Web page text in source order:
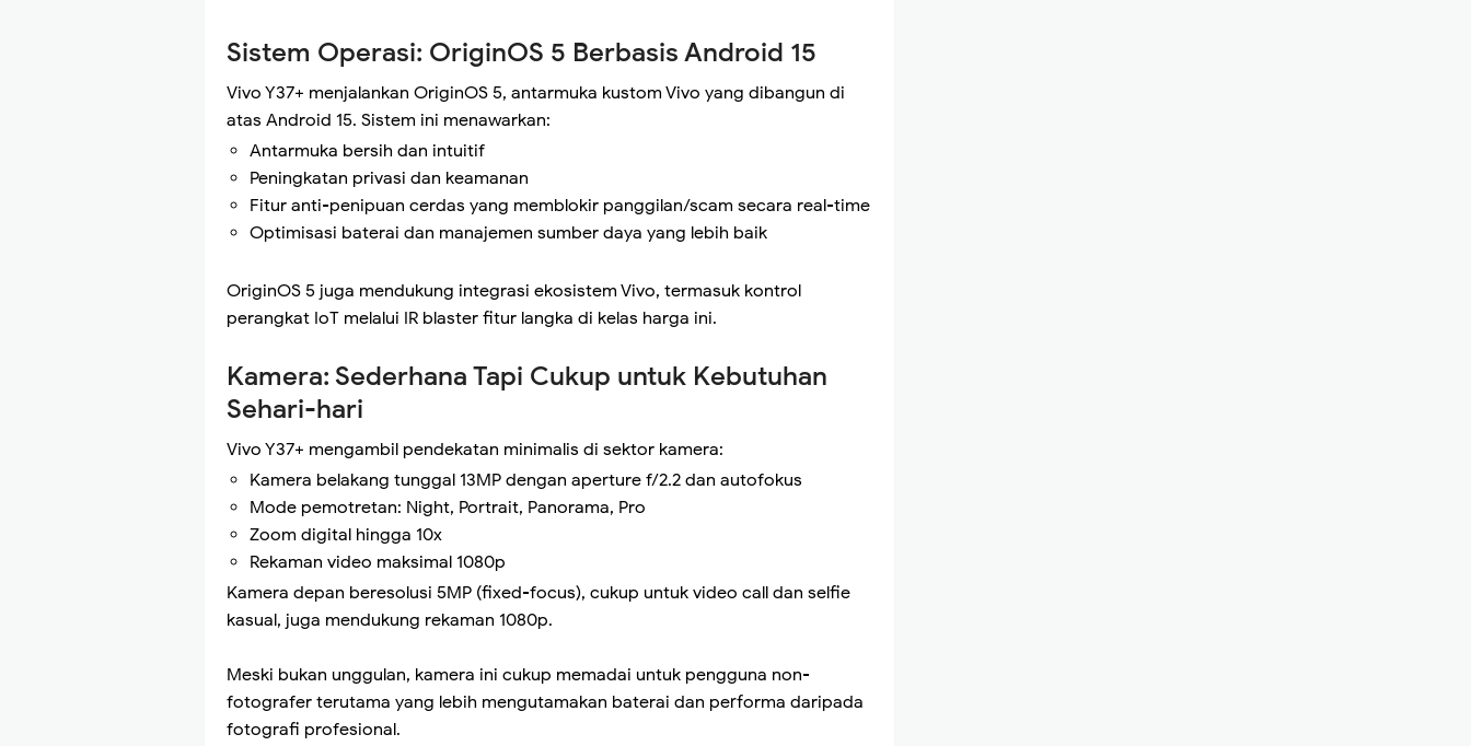
Sistem Operasi: OriginOS 5 Berbasis Android 15
Vivo Y37+ menjalankan OriginOS 5, antarmuka kustom Vivo yang dibangun di
atas Android 15. Sistem ini menawarkan:
Antarmuka bersih dan intuitif
Peningkatan privasi dan keamanan
Fitur anti-penipuan cerdas yang memblokir panggilan/scam secara real-time
Optimisasi baterai dan manajemen sumber daya yang lebih baik
OriginOS 5 juga mendukung integrasi ekosistem Vivo, termasuk kontrol
perangkat IoT melalui IR blaster fitur langka di kelas harga ini.
Kamera: Sederhana Tapi Cukup untuk Kebutuhan
Sehari-hari
Vivo Y37+ mengambil pendekatan minimalis di sektor kamera:
Kamera belakang tunggal 13MP dengan aperture f/2.2 dan autofokus
Mode pemotretan: Night, Portrait, Panorama, Pro
Zoom digital hingga 10x
Rekaman video maksimal 1080p
Kamera depan beresolusi 5MP (fixed-focus), cukup untuk video call dan selfie
kasual, juga mendukung rekaman 1080p.
Meski bukan unggulan, kamera ini cukup memadai untuk pengguna non-
fotografer terutama yang lebih mengutamakan baterai dan performa daripada
fotografi profesional.